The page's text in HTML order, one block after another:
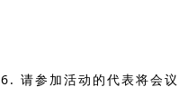
6. 请参加活动的代表将会